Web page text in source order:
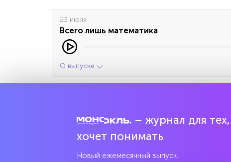
23 июля
Всего лишь математика
О выпуске
– журнал для
хочет понимать
Новый ежемесячный выпуск.